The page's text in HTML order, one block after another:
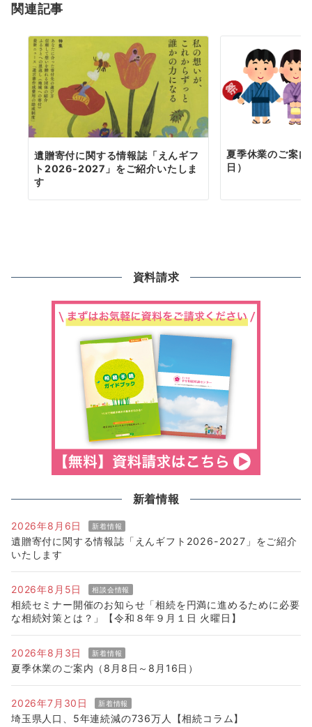
ン
関連記事
遺贈寄付に関する情報誌「えんギフ
ト2026-2027」をご紹介いたしま
す
夏季休業のご案
日）
資料請求
新着情報
2026年8月6日 新着情報
遺贈寄付に関する情報誌「えんギフト2026-2027」をご紹介
いたします
2026年8月5日 相談会情報
相続セミナー開催のお知らせ「相続を円満に進めるために必要
な相続対策とは？」【令和８年９月１日 火曜日】
2026年8月3日 新着情報
夏季休業のご案内（8月8日～8月16日）
2026年7月30日 新着情報
埼玉県人口、5年連続減の736万人【相続コラム】